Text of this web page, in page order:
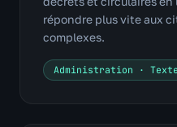
répondre plus vite aux
complexes.
Administration ·